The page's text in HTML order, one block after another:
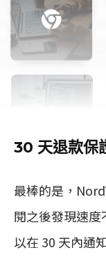
30 天退款保
最棒的是，
閱之後發現速
以在 30 天內通